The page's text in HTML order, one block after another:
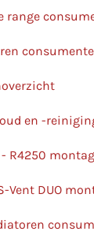
range
en -
- R4250
Vent DUO